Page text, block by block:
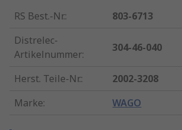
RS Best.-Nr.:
803-6713
Distrelec-
Artikelnummer:
304-46-040
Herst. Teile-Nr.:
2002-3208
Marke: WAGO